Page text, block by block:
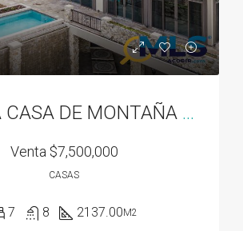
LUJOSA CASA DE MONTAÑA EN VALLE ESCONDIDO EN BOQUETE, PANAMA
Venta $7,500,000
CASAS
7 8 2137.00M2